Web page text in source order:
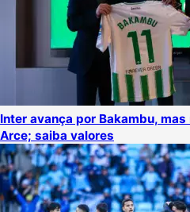
Inter avança por Bakambu,
Arce; saiba valores